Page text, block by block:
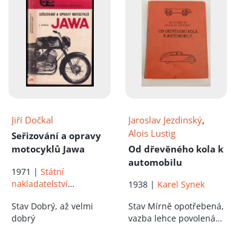
Jiří Dočkal
Seřizování a opravy
motocyklů Jawa
1971 |Státní
nakladatelství
Stav Dobrý, až velmi
dobrý
Jaroslav Jezdinský,
Alois Lustig
Od dřevěného kola k
automobilu
1938 | Karel Synek
Stav Mírně opotřebená,
vazba lehce povolená,